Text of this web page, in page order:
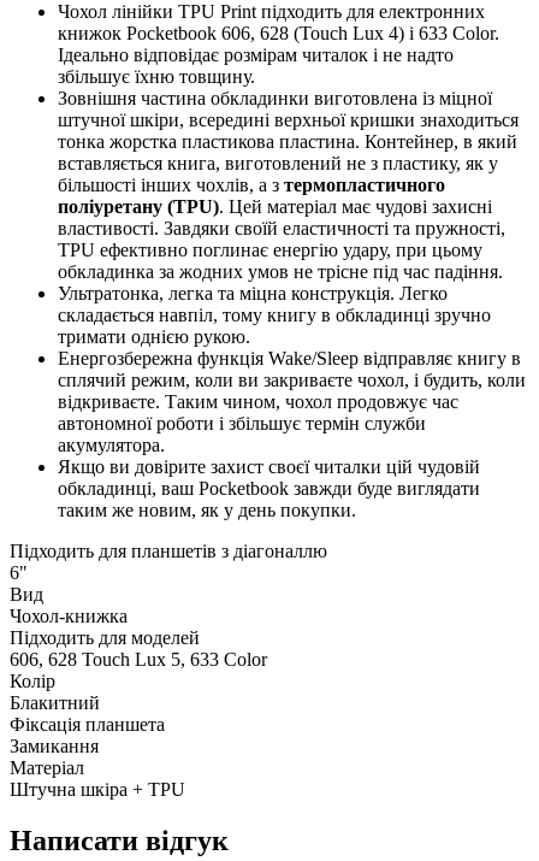
Чохол лінійки TPU Print підходить для електронних
книжок Pocketbook 606, 628 (Touch Lux 4) і 633 Color.
Ідеально відповідає розмірам читалок і не надто
збільшує їхню товщину.
Зовнішня частина обкладинки виготовлена із міцної
штучної шкіри, всередині верхньої кришки знаходиться
тонка жорстка пластикова пластина. Контейнер, в який
вставляється книга, виготовлений не з пластику, як у
більшості інших чохлів, а з термопластичного
поліуретану (TPU). Цей матеріал має чудові захисні
властивості. Завдяки своїй еластичності та пружності,
TPU ефективно поглинає енергію удару, при цьому
обкладинка за жодних умов не трісне під час падіння.
Ультратонка, легка та міцна конструкція. Легко
складається навпіл, тому книгу в обкладинці зручно
тримати однією рукою.
Енергозбережна функція Wake/Sleep відправляє книгу в
сплячий режим, коли ви закриваєте чохол, і будить, коли
відкриваєте. Таким чином, чохол продовжує час
автономної роботи і збільшує термін служби
акумулятора.
Якщо ви довірите захист своєї читалки цій чудовій
обкладинці, ваш Pocketbook завжди буде виглядати
таким же новим, як у день покупки.
Підходить для планшетів з діагоналлю
6"
Вид
Чохол-книжка
Підходить для моделей
606, 628 Touch Lux 5, 633 Color
Колір
Блакитний
Фіксація планшета
Замикання
Матеріал
Штучна шкіра + TPU
Написати відгук